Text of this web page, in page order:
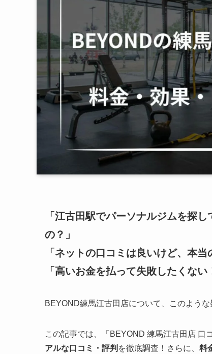
「江古田駅でパーソナルジムを探
の？」
「ネットの口コミは良いけど、本
「高いお金を払って失敗したくない
BEYOND練馬江古田店について、このよう
この記事では、「BEYOND 練馬江古田店 口
アルな口コミ・評判 を徹底調査！さらに、 料